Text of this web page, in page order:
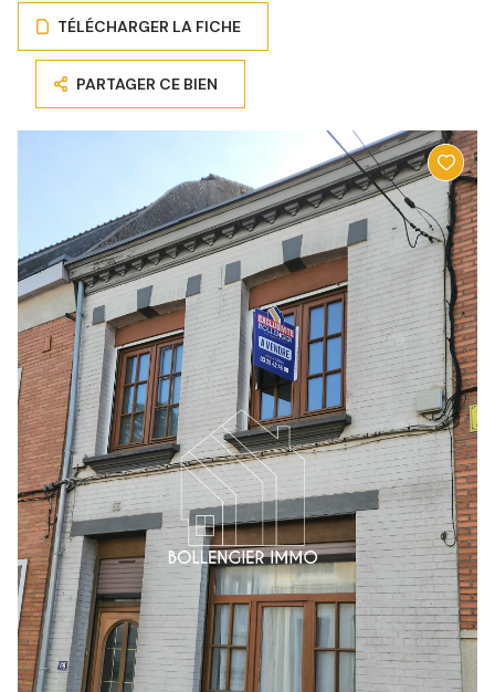
TÉLÉCHARGER LA FICHE
PARTAGER CE BIEN